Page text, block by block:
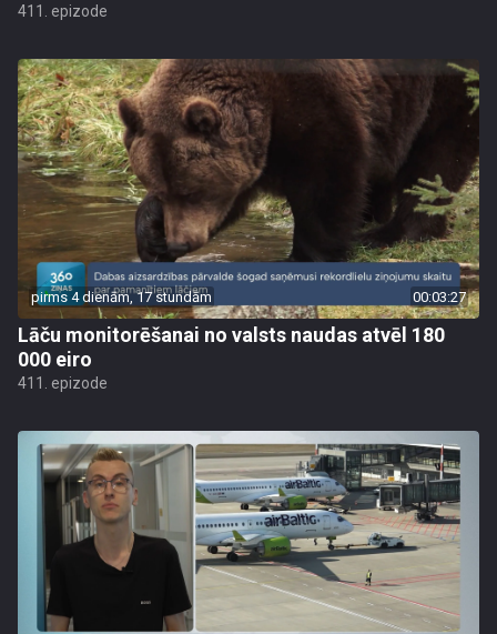
411. epizode
pirms 4 dienām, 17 stundām 00:03:27
Lāču monitorēšanai no valsts naudas atvēl 180
000 eiro
411. epizode